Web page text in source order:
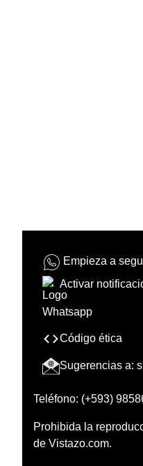
Empieza a
Activar
Código ética
Sugerencias a:
Teléfono: (+593)
Prohibida la
de Vistazo.com.